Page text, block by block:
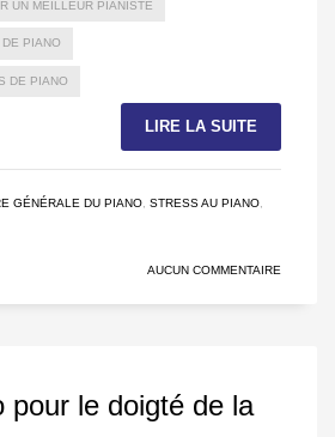
UN MEILLEUR PIANISTE
PIANO
DE PIANO
LIRE LA SUITE
GÉNÉRALE DU PIANO STRESS AU PIANO
AUCUN COMMENTAIRE
pour le doigté de la